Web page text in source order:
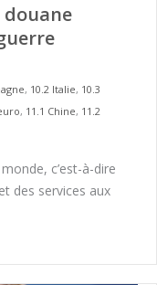
, 10.2 Italie, 10.3
, 11.1 Chine, 11.2
c’est-à-dire
des services aux